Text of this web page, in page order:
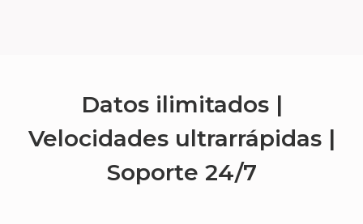
Datos ilimitados |
Velocidades ultrarrápidas |
Soporte 24/7